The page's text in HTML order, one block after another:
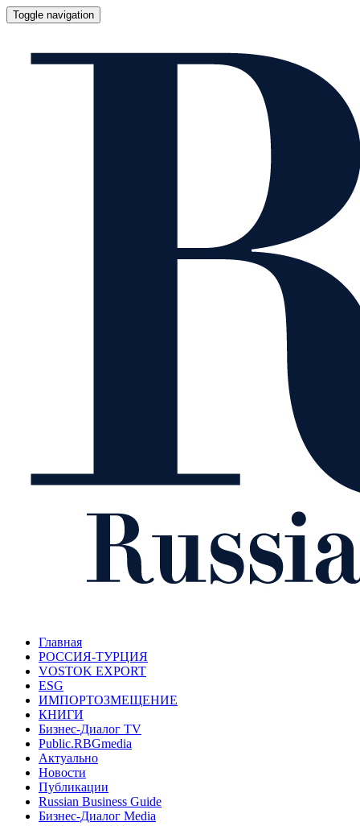
Toggle navigation
Главная
РОССИЯ-ТУРЦИЯ
VOSTOK EXPORT
ESG
ИМПОРТОЗМЕЩЕНИЕ
КНИГИ
Бизнес-Диалог TV
Public.RBGmedia
Актуально
Новости
Публикации
Russian Business Guide
Бизнес-Диалог Media